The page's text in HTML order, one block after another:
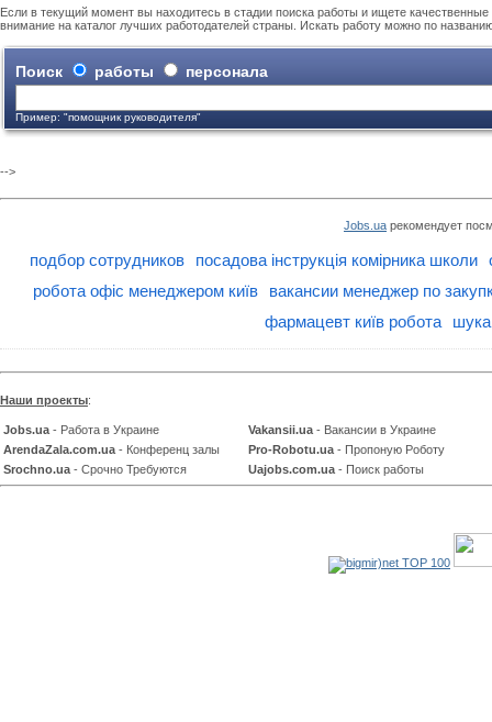
Если в текущий момент вы находитесь в стадии поиска работы и ищете
внимание на каталог лучших работодателей страны. Искать работу можно по
Поиск работы персонала
Пример: "помощник руководителя"
-->
Jobs.ua рекомендует
подбор сотрудников посадова інструкція комірника школи
робота офіс менеджером київ
вакансии менеджер по
фармацевт київ робота
Наши проекты:
Jobs.ua - Работа в Украине Vakansii.ua - Вакансии в Украине
ArendaZala.com.ua - Конференц залы Pro-Robotu.ua - Пропоную Роботу
Srochno.ua - Срочно Требуются Uajobs.com.ua - Поиск работы